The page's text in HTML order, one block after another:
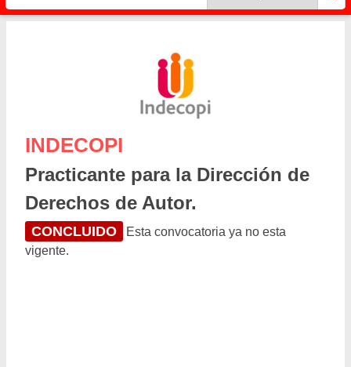
INDECOPI
Practicante para la Dirección de
Derechos de Autor.
CONCLUIDO
Esta convocatoria ya no esta
vigente.